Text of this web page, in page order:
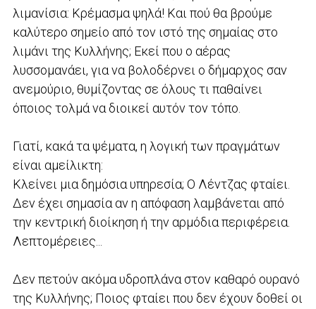
λιμανίσια: Κρέμασμα ψηλά! Και πού θα βρούμε
καλύτερο σημείο από τον ιστό της σημαίας στο
λιμάνι της Κυλλήνης; Εκεί που ο αέρας
λυσσομανάει, για να βολοδέρνει ο δήμαρχος σαν
ανεμούριο, θυμίζοντας σε όλους τι παθαίνει
όποιος τολμά να διοικεί αυτόν τον τόπο.
Γιατί, κακά τα ψέματα, η λογική των πραγμάτων
είναι αμείλικτη:
Κλείνει μια δημόσια υπηρεσία; Ο Λέντζας φταίει.
Δεν έχει σημασία αν η απόφαση λαμβάνεται από
την κεντρική διοίκηση ή την αρμόδια περιφέρεια.
Λεπτομέρειες...
Δεν πετούν ακόμα υδροπλάνα στον καθαρό ουρανό
της Κυλλήνης; Ποιος φταίει που δεν έχουν δοθεί οι